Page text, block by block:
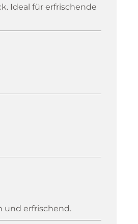
Ideal für erfrischende
und erfrischend.